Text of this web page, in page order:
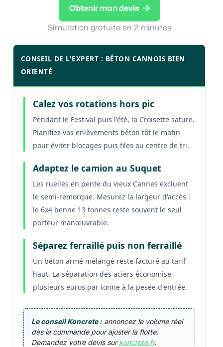
Obtenir mon devis 
Simulation gratuite en 2 minutes
CONSEIL DE L'EXPERT : BÉTON CANNOIS BIEN
ORIENTÉ
Calez vos rotations hors pic
Pendant le Festival puis l'été, la Croisette sature.
Planifiez vos enlèvements béton tôt le matin
pour éviter blocages puis files au centre de tri.
Adaptez le camion au Suquet
Les ruelles en pente du vieux Cannes excluent
le semi-remorque. Mesurez la largeur d'accès :
le 6x4 benne 13 tonnes reste souvent le seul
porteur manœuvrable.
Séparez ferraillé puis non ferraillé
Un béton armé mélangé reste facturé au tarif
haut. La séparation des aciers économise
plusieurs euros par tonne à la pesée d'entrée.
Le conseil Koncrete :annoncez le volume réel
dès la commande pour ajuster la flotte.
Demandez votre devis surkoncrete.fr.